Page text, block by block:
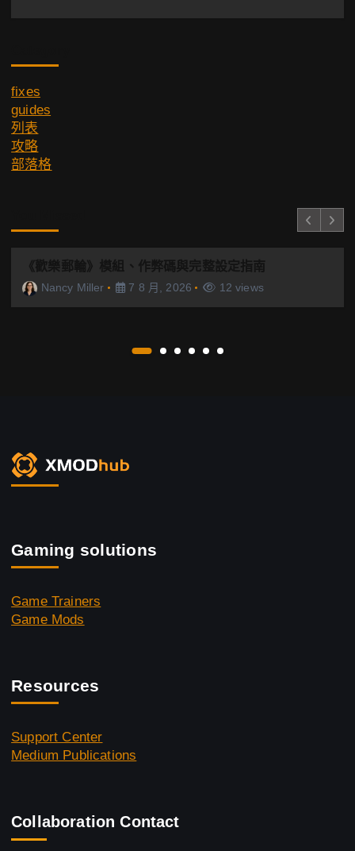
fixes
guides
列表
攻略
部落格
《歡樂郵輪》模組、作弊碼與完整設定指南
Nancy Miller 7 8 月, 2026 12 views
Gaming solutions
Game Trainers
Game Mods
Resources
Support Center
Medium Publications
Collaboration Contact